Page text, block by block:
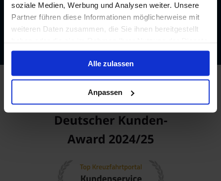
soziale Medien, Werbung und Analysen weiter. Unsere
Partner führen diese Informationen möglicherweise mit
weiteren Daten zusammen, die Sie ihnen bereitgestellt
gesammelt haben.
Alle zulassen
Anpassen
Beratung durch echte Kreuzfahrtexperten
Bis zu 200 € Bordguthaben